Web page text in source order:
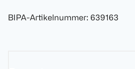
BIPA-Artikelnummer: 639163